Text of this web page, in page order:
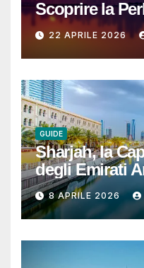
Scoprire la
22 APRILE 2026
GUIDE
Sharjah, la
degli Emirati
per un
organizzato e
8 APRILE 2026